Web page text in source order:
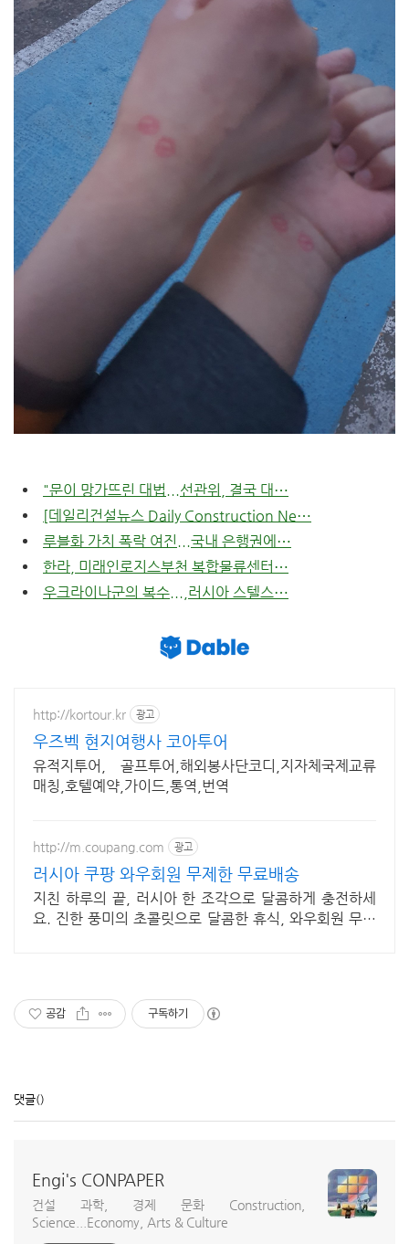
"문이 망가뜨린 대법...선관위, 결국 대⋯
[데일리건설뉴스 Daily Construction Ne⋯
루블화 가치 폭락 여진...국내 은행권에⋯
한라, 미래인로지스부천 복합물류센터⋯
우크라이나군의 복수...,러시아 스텔스⋯
http://kortour.kr 광고
우즈벡 현지여행사 코아투어
유적지투어, 골프투어,해외봉사단코디,지자체국제교류
매칭,호텔예약,가이드,통역,번역
http://m.coupang.com 광고
러시아 쿠팡 와우회원 무제한 무료배송
지친 하루의 끝, 러시아 한 조각으로 달콤하게 충전하세
요. 진한 풍미의 초콜릿으로 달콤한 휴식, 와우회원 무료
공감 구독하기
댓글()
Engi's CONPAPER
건설 과학, 경제 문화 Construction,
Science...Economy, Arts & Culture